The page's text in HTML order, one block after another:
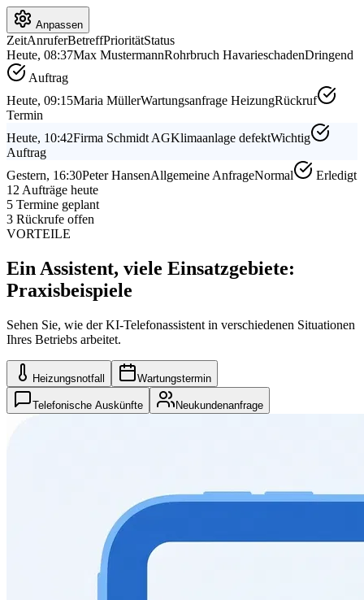
Anpassen
ZeitAnruferBetreffPrioritätStatus
Heute, 08:37Max MustermannRohrbruch HavarieschadenDringend
Auftrag
Heute, 09:15Maria MüllerWartungsanfrage HeizungRückruf
Termin
Heute, 10:42Firma Schmidt AGKlimaanlage defektWichtig
Auftrag
Gestern, 16:30Peter HansenAllgemeine AnfrageNormal
Erledigt
12 Aufträge heute
5 Termine geplant
3 Rückrufe offen
VORTEILE
Ein Assistent, viele Einsatzgebiete:
Praxisbeispiele
Sehen Sie, wie der KI-Telefonassistent in verschiedenen Situationen
Ihres Betriebs arbeitet.
Heizungsnotfall Wartungstermin
Telefonische Auskünfte Neukundenanfrage